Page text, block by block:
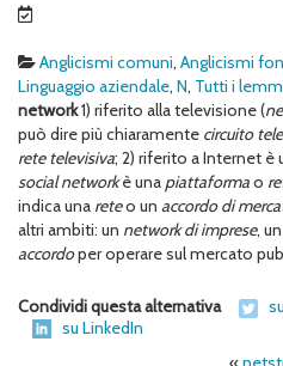
Anglicismi comuni, Anglicismi
Linguaggio aziendale, N, Tutti i
network1) riferito alla televisione (
può dire più chiaramente circuito
rete televisiva; 2) riferito a Internet è
social networkè una piattaformao
indica una reteo un accordo di
altri ambiti: un network di imprese, un
accordoper operare sul mercato
Condividi questa alternativa
su LinkedIn